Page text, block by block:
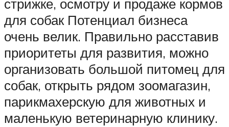
стрижке, осмотру и продаже кормов
для собак Потенциал бизнеса
очень велик. Правильно расставив
приоритеты для развития, можно
организовать большой питомец для
собак, открыть рядом зоомагазин,
парикмахерскую для животных и
маленькую ветеринарную клинику.